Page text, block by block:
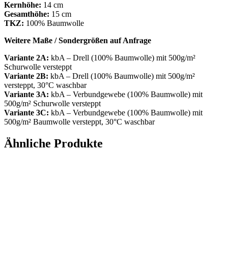
Kernhöhe: 14 cm
Gesamthöhe: 15 cm
TKZ: 100% Baumwolle
Weitere Maße / Sondergrößen auf Anfrage
Variante 2A: kbA – Drell (100% Baumwolle) mit 500g/m²
Schurwolle versteppt
Variante 2B: kbA – Drell (100% Baumwolle) mit 500g/m²
versteppt, 30°C waschbar
Variante 3A: kbA – Verbundgewebe (100% Baumwolle) mit
500g/m² Schurwolle versteppt
Variante 3C: kbA – Verbundgewebe (100% Baumwolle) mit
500g/m² Baumwolle versteppt, 30°C waschbar
Ähnliche Produkte